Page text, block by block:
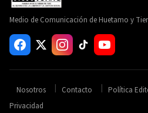
Medio de Comunicación de Huetamo y
Nosotros Contacto Política
Privacidad